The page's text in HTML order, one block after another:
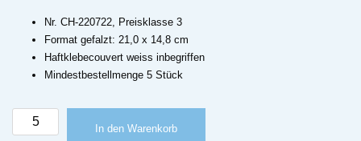
Nr. CH-220722, Preisklasse 3
Format gefalzt: 21,0 x 14,8 cm
Haftklebecouvert weiss inbegriffen
Mindestbestellmenge 5 Stück
Fasnachtskarte
«Harlekin
In den Warenkorb